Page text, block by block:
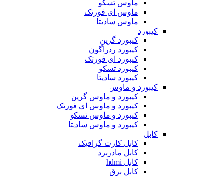
ماوس تسکو
ماوس ای فورتک
ماوس سادیتا
کیبورد
کیبورد گرین
کیبورد ردراگون
کیبورد ای فورتک
کیبورد تسکو
کیبورد سادیتا
کیبورد و ماوس
کیبورد و ماوس گرین
کیبورد و ماوس ای فورتک
کیبورد و ماوس تسکو
کیبورد و ماوس سادیتا
کابل
کابل کارت گرافیک
کابل مادربرد
کابل hdmi
کابل برق